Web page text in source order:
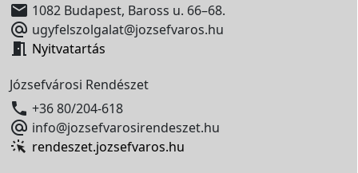
 1082 Budapest, Baross u. 66–68.
 ugyfelszolgalat@jozsefvaros.hu
 Nyitvatartás
Józsefvárosi Rendészet
 +36 80/204-618
 info@jozsefvarosirendeszet.hu
rendeszet.jozsefvaros.hu